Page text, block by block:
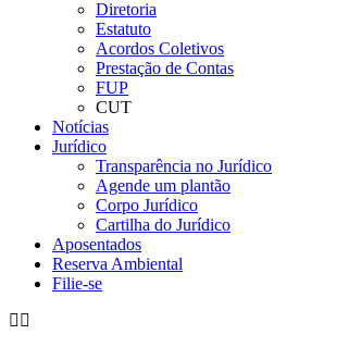
Diretoria
Estatuto
Acordos Coletivos
Prestação de Contas
FUP
CUT
Notícias
Jurídico
Transparência no Jurídico
Agende um plantão
Corpo Jurídico
Cartilha do Jurídico
Aposentados
Reserva Ambiental
Filie-se